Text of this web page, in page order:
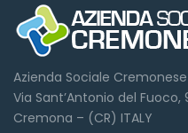
Azienda Sociale Cremonese
Via Sant’Antonio del Fuoco,
Cremona – (CR) ITALY